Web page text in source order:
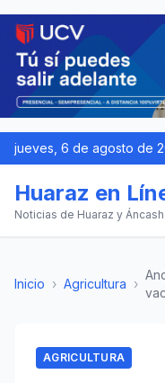
jueves, 6 de agosto de
Huaraz en
Noticias de Huaraz y Áncash
Inicio › Agricultura ›
AGRICULTURA